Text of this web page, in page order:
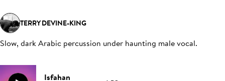
TERRY DEVINE-KING
Slow, dark Arabic percussion under haunting male vocal.
Isfahan